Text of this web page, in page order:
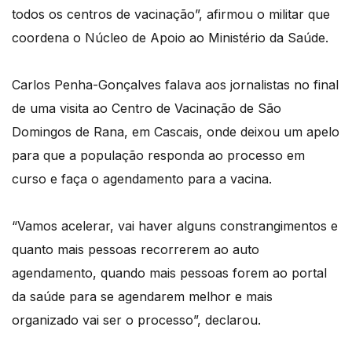
todos os centros de vacinação”, afirmou o militar que
coordena o Núcleo de Apoio ao Ministério da Saúde.
Carlos Penha-Gonçalves falava aos jornalistas no final
de uma visita ao Centro de Vacinação de São
Domingos de Rana, em Cascais, onde deixou um apelo
para que a população responda ao processo em
curso e faça o agendamento para a vacina.
“Vamos acelerar, vai haver alguns constrangimentos e
quanto mais pessoas recorrerem ao auto
agendamento, quando mais pessoas forem ao portal
da saúde para se agendarem melhor e mais
organizado vai ser o processo”, declarou.